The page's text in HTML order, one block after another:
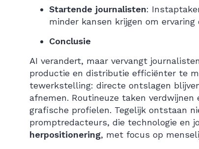
Startende journalisten:
minder kansen krijgen om ervaring
Conclusie
AI verandert, maar vervangt
productie en distributie efficiënter te
tewerkstelling: directe ontslagen
afnemen. Routineuze taken
grafische profielen. Tegelijk ontstaan
promptredacteurs, die technologie en
herpositionering, met focus op